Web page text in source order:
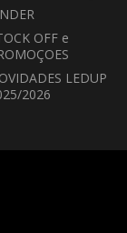
OFF e
LEDUP
2026